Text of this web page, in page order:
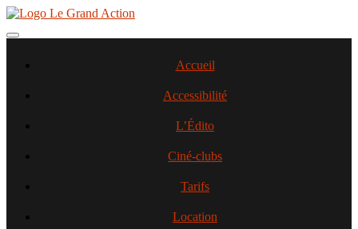
Aller
contenu
Toggle navigation
Accueil
Accessibilité
L’Édito
Ciné-clubs
Tarifs
Location